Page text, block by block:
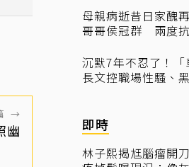
→
幽
母親病逝昔日家醜
哥哥侯冠群 兩度
沉默7年不忍了！
長文控職場性騷、
即時
林子熙揭尪腦瘤開